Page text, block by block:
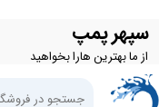
سپهر پمپ
از ما بهترین هارا بخواهید
حساب کاربری من
تغییر گذر واژه